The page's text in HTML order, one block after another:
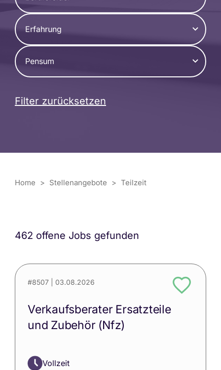
Erfahrung
Pensum
Filter zurücksetzen
Home > Stellenangebote > Teilzeit
462 offene Jobs gefunden
#8507 | 03.08.2026
Verkaufsberater Ersatzteile
und Zubehör (Nfz)
Vollzeit